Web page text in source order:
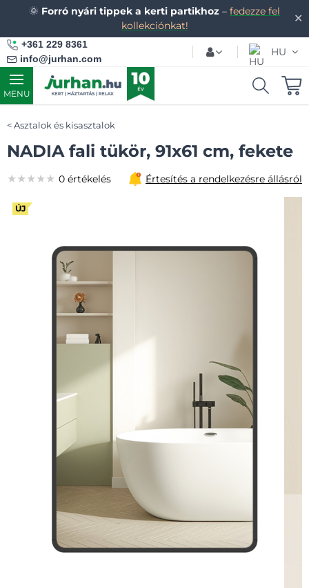
✕
🌞 Forró nyári tippek a kerti partikhoz – fedezze fel
kollekciónkat!
+361 229 8361
info@jurhan.com
HU
MENU
Asztalok és kisasztalok
NADIA fali tükör, 91x61 cm, fekete
ÚJ
★★★★★
★★★★★
★★★★★ 0 értékelés Értesítés a rendelkezésre állásról